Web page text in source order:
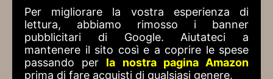
Per migliorare la vostra esperienza di
lettura, abbiamo rimosso i banner
pubblicitari di Google. Aiutateci a
mantenere il sito così e a coprire le spese
passando per la nostra pagina Amazon
prima di fare acquisti di qualsiasi genere.